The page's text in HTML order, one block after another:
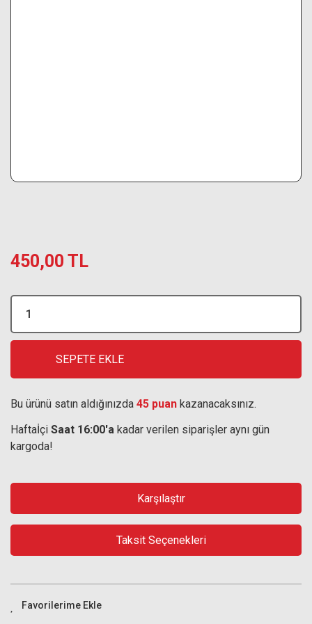
450,00 TL
SEPETE EKLE
Bu ürünü satın aldığınızda 45 puan kazanacaksınız.
Haftaİçi Saat 16:00'a kadar verilen siparişler aynı gün
kargoda!
Karşılaştır
Taksit Seçenekleri